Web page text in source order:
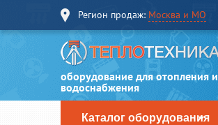
Регион продаж: Москва и МО
оборудование для отопления и
водоснабжения
Каталог оборудования